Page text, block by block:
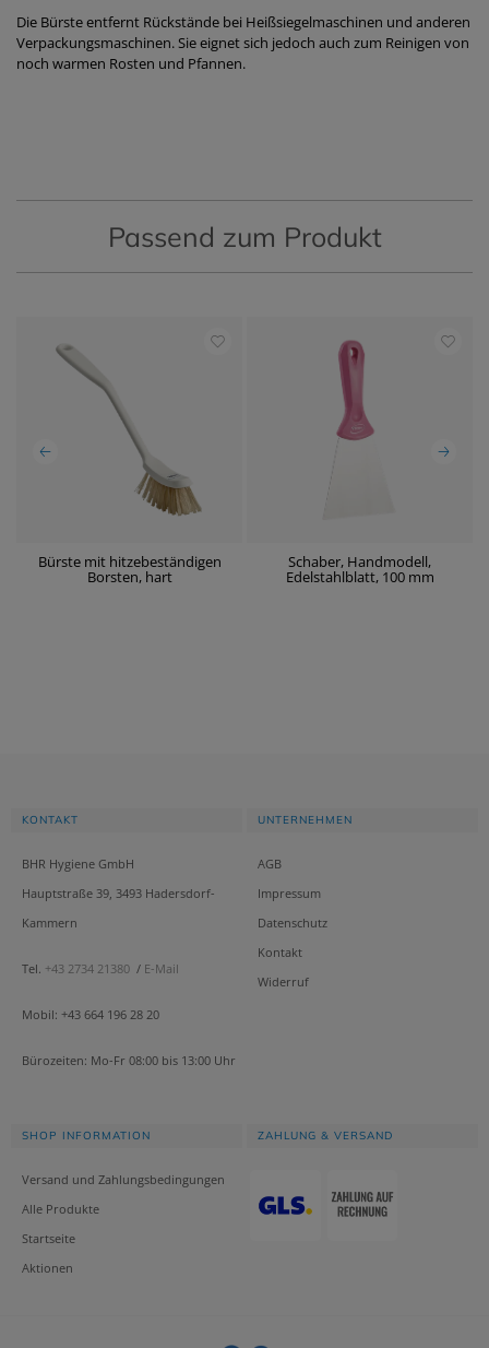
Die Bürste entfernt Rückstände bei Heißsiegelmaschinen und anderen
Verpackungsmaschinen. Sie eignet sich jedoch auch zum Reinigen von
noch warmen Rosten und Pfannen.
Passend zum Produkt
Bürste mit hitzebeständigen
Borsten, hart
Schaber, Handmodell,
Edelstahlblatt, 100 mm
KONTAKT
BHR Hygiene GmbH
Hauptstraße 39, 3493 Hadersdorf-
Kammern
Tel. +43 2734 21380 / E-Mail
Mobil: +43 664 196 28 20
Bürozeiten: Mo-Fr 08:00 bis 13:00 Uhr
UNTERNEHMEN
AGB
Impressum
Datenschutz
Kontakt
Widerruf
SHOP INFORMATION
Versand und Zahlungsbedingungen
Alle Produkte
Startseite
Aktionen
ZAHLUNG & VERSAND